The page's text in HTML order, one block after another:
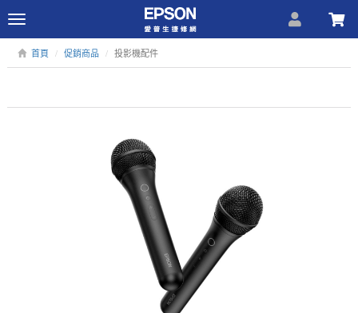
Toggle
navigation
首頁 促銷商品 投影機配件